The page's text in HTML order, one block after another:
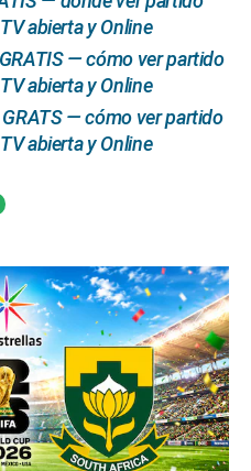
abierta y Online
— cómo ver partido
abierta y Online
GRATS — cómo ver partido
abierta y Online